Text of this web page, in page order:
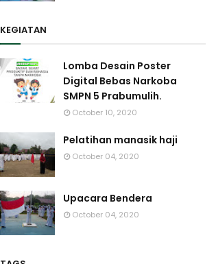
KEGIATAN
Lomba Desain Poster
Digital Bebas Narkoba
SMPN 5 Prabumulih.
October 10, 2020
Pelatihan manasik haji
October 04, 2020
Upacara Bendera
October 04, 2020